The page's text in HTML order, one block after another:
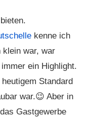
kenne ich
klein war, war
ein Highlight.
Standard
war.😉 Aber in
Gastgewerbe